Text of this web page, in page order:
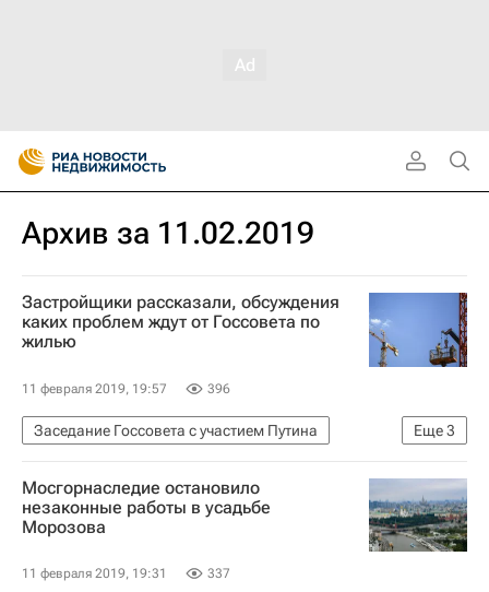
Архив за 11.02.2019
Застройщики рассказали, обсуждения
каких проблем ждут от Госсовета по
жилью
11 февраля 2019, 19:57 396
Еще3
Заседание Госсовета с участием Путина
Новости - Недвижимость
Жилье
Девелоперы
Мосгорнаследие остановило
незаконные работы в усадьбе
Морозова
11 февраля 2019, 19:31 337